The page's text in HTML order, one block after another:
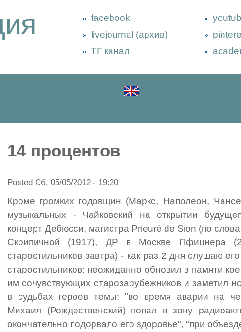
facebook
livejournal (архив)
ТГ канал
14 процентов
Posted Сб, 05/05/2012 - 19:20
Кроме громких годовщин (Маркс, Наполеон,
музыкальных - Чайковский на открытии
концерт Дебюсси, магистра Prieuré de Sion (по
Скрипичной (1917), ДР в Москве Пфицнера
старостильников завтра) - как раз 2 дня слушаю
старостильников: неожиданно обновил в памяти
им сочувствующих старозарубежников и заметил
в судьбах героев темы: "во время аварии на
Михаил (Рождественский) попал в зону
окончательно подорвало его здоровье", "при